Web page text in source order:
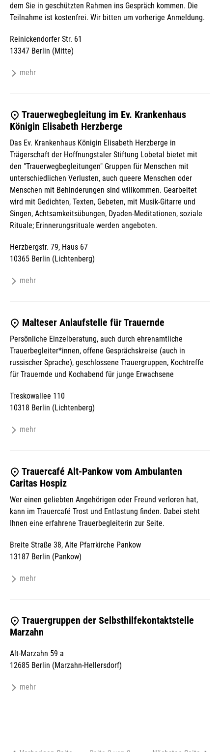
dem Sie in geschützten Rahmen ins Gespräch kommen. Die
Teilnahme ist kostenfrei. Wir bitten um vorherige Anmeldung.
Reinickendorfer Str. 61
13347 Berlin (Mitte)
mehr
Trauerwegbegleitung im Ev. Krankenhaus
Königin Elisabeth Herzberge
Das Ev. Krankenhaus Königin Elisabeth Herzberge in
Trägerschaft der Hoffnungstaler Stiftung Lobetal bietet mit
den "Trauerwegbegleitungen" Gruppen für Menschen mit
unterschiedlichen Verlusten, auch queere Menschen oder
Menschen mit Behinderungen sind willkommen. Gearbeitet
wird mit Gedichten, Texten, Gebeten, mit Musik-Gitarre und
Singen, Achtsamkeitsübungen, Dyaden-Meditationen, soziale
Rituale; Erinnerungsrituale werden angeboten.
Herzbergstr. 79, Haus 67
10365 Berlin (Lichtenberg)
mehr
Malteser Anlaufstelle für Trauernde
Persönliche Einzelberatung, auch durch ehrenamtliche
Trauerbegleiter*innen, offene Gesprächskreise (auch in
russischer Sprache), geschlossene Trauergruppen, Kochtreffe
für Trauernde und Kochabend für junge Erwachsene
Treskowallee 110
10318 Berlin (Lichtenberg)
mehr
Trauercafé Alt-Pankow vom Ambulanten
Caritas Hospiz
Wer einen geliebten Angehörigen oder Freund verloren hat,
kann im Trauercafé Trost und Entlastung finden. Dabei steht
Ihnen eine erfahrene Trauerbegleiterin zur Seite.
Breite Straße 38, Alte Pfarrkirche Pankow
13187 Berlin (Pankow)
mehr
Trauergruppen der Selbsthilfekontaktstelle
Marzahn
Alt-Marzahn 59 a
12685 Berlin (Marzahn-Hellersdorf)
mehr